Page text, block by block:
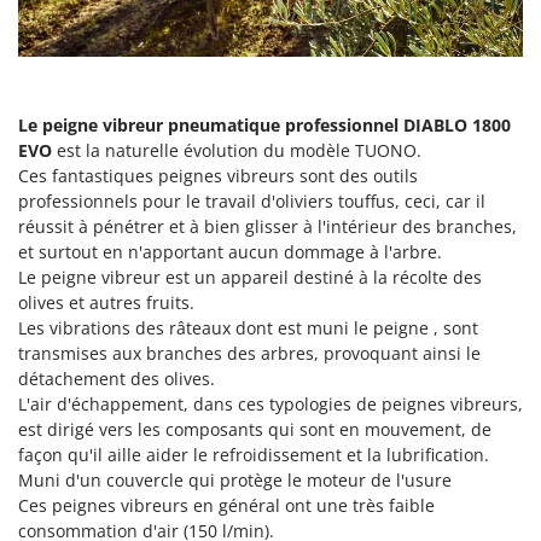
Groupes électrogènes
Gyrobroyeurs à lame pour tracteur
H
Haches - Cognées et Hachettes
Hachoirs à viande
Herses à Dents
Herses Rotatives
L
Lames à neige
Lames niveleuses pour tracteur
Lave-vitres
Lieuses électriques pour vignes
M
Machines à pâtes
E
EcoFlow
Effeuno
Einhell
Elegen
Energy Gruppi
Enotecnica Pillan
Eschenfelder
EuroMech
Eurosystems
F
FAC
Fama Industrie
Famag
Le peigne vibreur pneumatique professionnel DIABLO 1800
EVO est la naturelle évolution du modèle TUONO.
Ces fantastiques peignes vibreurs sont des outils
professionnels pour le travail d'oliviers touffus, ceci, car il
réussit à pénétrer et à bien glisser à l'intérieur des branches,
et surtout en n'apportant aucun dommage à l'arbre.
Le peigne vibreur est un appareil destiné à la récolte des
olives et autres fruits.
Les vibrations des râteaux dont est muni le peigne , sont
transmises aux branches des arbres, provoquant ainsi le
détachement des olives.
L'air d'échappement, dans ces typologies de peignes vibreurs,
est dirigé vers les composants qui sont en mouvement, de
façon qu'il aille aider le refroidissement et la lubrification.
Muni d'un couvercle qui protège le moteur de l'usure
Ces peignes vibreurs en général ont une très faible
consommation d'air (150 l/min).